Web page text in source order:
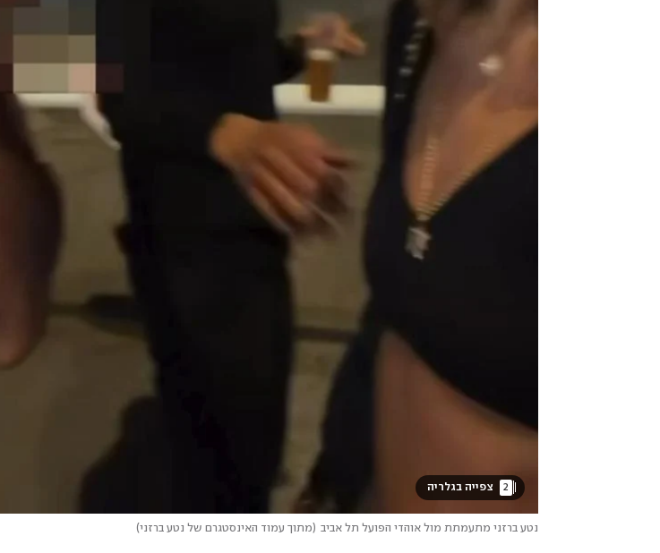
2
נטע ברזני מתעמתת מול אוהדי הפועל תל אביב (מתוך עמוד האינסטגרם של נטע ברזני)